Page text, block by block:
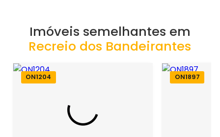
Imóveis semelhantes em
Recreio dos Bandeirantes
ON1204 ON1897